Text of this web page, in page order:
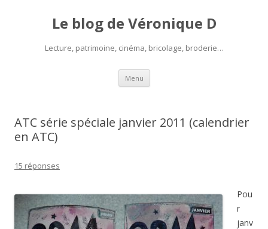
Le blog de Véronique D
Lecture, patrimoine, cinéma, bricolage, broderie…
Menu Aller
contenu
ATC série spéciale janvier 2011 (calendrier
en ATC)
15 réponses
Pou
r
janv